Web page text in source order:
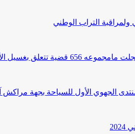
ولمراقبة التراب الوطني
الجهوي الأول للسياحة بجهة